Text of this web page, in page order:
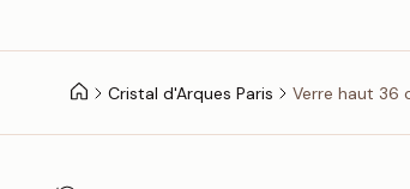
Cristal d'Arques Paris Verre haut 36